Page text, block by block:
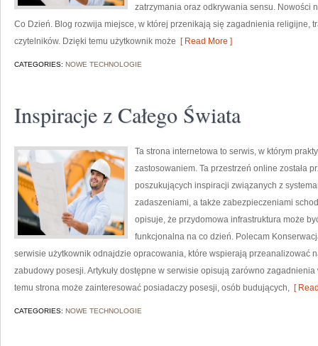
zatrzymania oraz odkrywania sensu. Nowości
Co Dzień. Blog rozwija miejsce, w której przenikają się zagadnienia religijne,
czytelników. Dzięki temu użytkownik może [ Read More ]
CATEGORIES: NOWE TECHNOLOGIE
Inspiracje z Całego Świata
Ta strona internetowa to serwis, w którym
zastosowaniem. Ta przestrzeń online została
poszukujących inspiracji związanych z
zadaszeniami, a także zabezpieczeniami
opisuje, że przydomowa infrastruktura może
funkcjonalna na co dzień. Polecam
serwisie użytkownik odnajdzie opracowania, które wspierają przeanalizować
zabudowy posesji. Artykuły dostępne w serwisie opisują zarówno
temu strona może zainteresować posiadaczy posesji, osób budujących, [
CATEGORIES: NOWE TECHNOLOGIE